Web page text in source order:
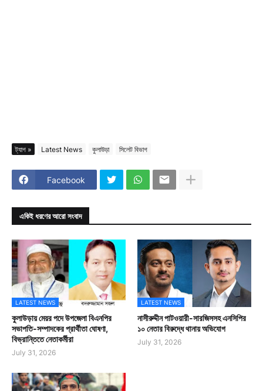
ট্যাগ » Latest News কুলাউড়া সিলেট বিভাগ
Facebook
একিই ধরণের আরো সংবাদ
LATEST NEWS
কুলাউড়ায় মেয়র পদে উপজেলা বিএনপির
সভাপতি-সম্পাদকের প্রার্থীতা ঘোষণা,
বিভ্রান্তিতে নেতাকর্মীরা
July 31, 2026
LATEST NEWS
নাসীরুদ্দীন পাটওয়ারী-সারজিসসহ এনসিপির
১০ নেতার বিরুদ্ধে থানায় অভিযোগ
July 31, 2026